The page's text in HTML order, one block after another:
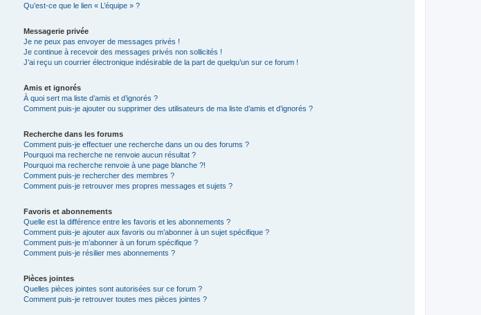
Qu’est-ce que le lien « L’équipe » ?
Messagerie privée
Je ne peux pas envoyer de messages privés !
Je continue à recevoir des messages privés non sollicités !
J’ai reçu un courrier électronique indésirable de la part de quelqu’un sur ce forum !
Amis et ignorés
À quoi sert ma liste d’amis et d’ignorés ?
Comment puis-je ajouter ou supprimer des utilisateurs de ma liste d’amis et d’ignorés ?
Recherche dans les forums
Comment puis-je effectuer une recherche dans un ou des forums ?
Pourquoi ma recherche ne renvoie aucun résultat ?
Pourquoi ma recherche renvoie à une page blanche ?!
Comment puis-je rechercher des membres ?
Comment puis-je retrouver mes propres messages et sujets ?
Favoris et abonnements
Quelle est la différence entre les favoris et les abonnements ?
Comment puis-je ajouter aux favoris ou m’abonner à un sujet spécifique ?
Comment puis-je m’abonner à un forum spécifique ?
Comment puis-je résilier mes abonnements ?
Pièces jointes
Quelles pièces jointes sont autorisées sur ce forum ?
Comment puis-je retrouver toutes mes pièces jointes ?